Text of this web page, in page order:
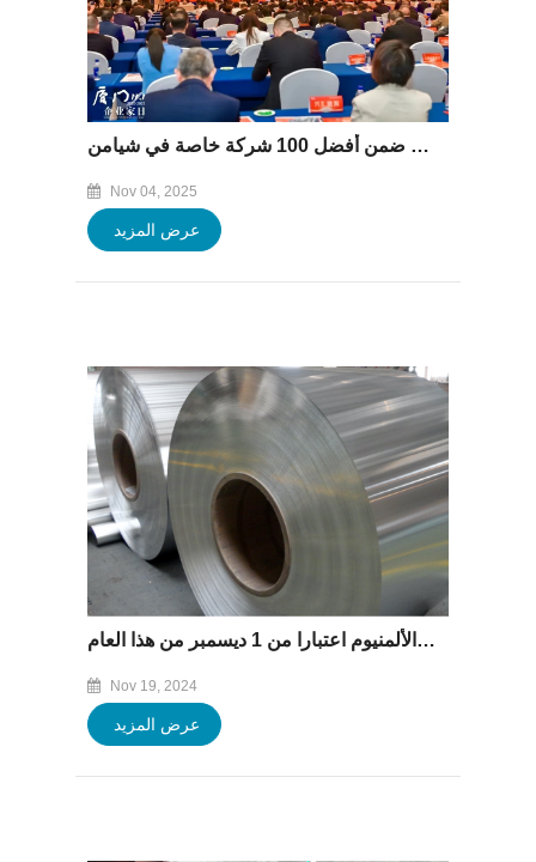
تم إدراج مجموعة باوفينغ ضمن أفضل 100 شركة خاصة في شيامن
Nov 04, 2025
عرض المزيد
تلغي وزارة المالية الصينية تخفيضات ضريبة الصادرات لمنتجات الألمنيوم اعتبارا من 1 ديسمبر من هذا العام.
Nov 19, 2024
عرض المزيد